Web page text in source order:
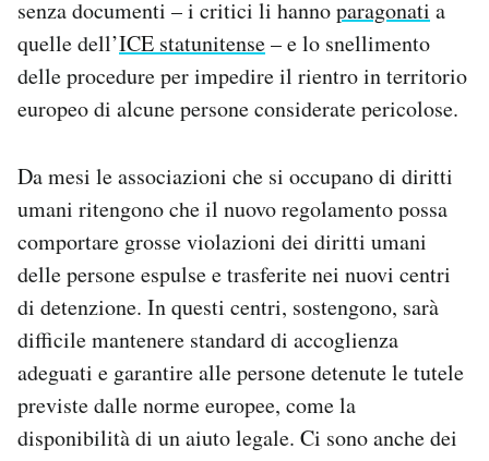
senza documenti – i critici li hannoparagonati a
quelle dell’ICE statunitense– e lo snellimento
delle procedure per impedire il rientro in territorio
europeo di alcune persone considerate pericolose.
Da mesi le associazioni che si occupano di diritti
umani ritengono che il nuovo regolamento possa
comportare grosse violazioni dei diritti umani
delle persone espulse e trasferite nei nuovi centri
di detenzione. In questi centri, sostengono, sarà
difficile mantenere standard di accoglienza
adeguati e garantire alle persone detenute le tutele
previste dalle norme europee, come la
disponibilità di un aiuto legale. Ci sono anche dei